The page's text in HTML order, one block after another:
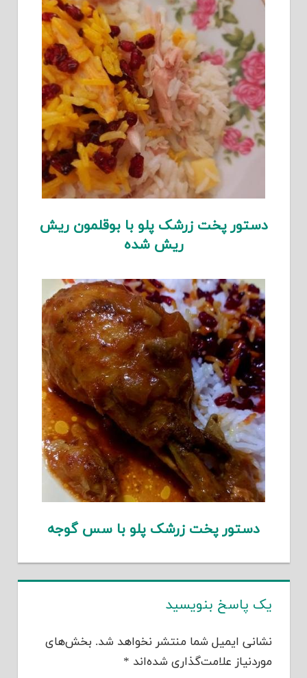
دستور پخت زرشک پلو با بوقلمون ریش
ریش شده
دستور پخت زرشک پلو با سس گوجه
یک پاسخ بنویسید
نشانی ایمیل شما منتشر نخواهد شد. بخش‌های
موردنیاز علامت‌گذاری شده‌اند *